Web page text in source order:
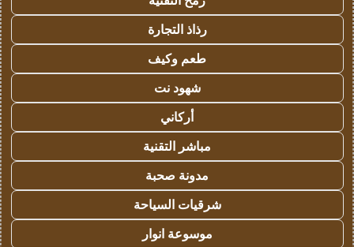
رذاذ التجارة
طعم وكيف
شهود نت
أركاني
مباشر التقنية
مدونة صحبة
شرقيات السياحة
موسوعة انوار